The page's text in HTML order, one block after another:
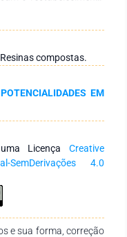
por trauma
deste trabalho é
direta no incisivo
adesivo universal e
feminino, 34 anos de
bruxismo, procurou
de Odontologia
queixando-se de
Durante o exame
na borda incisal do
que a fratura
dentes. O plano de
em resina composta
SC, Brasil) e a resina
compostas.
EM
Licença Creative
SemDerivações 4.0
e sua forma, correção